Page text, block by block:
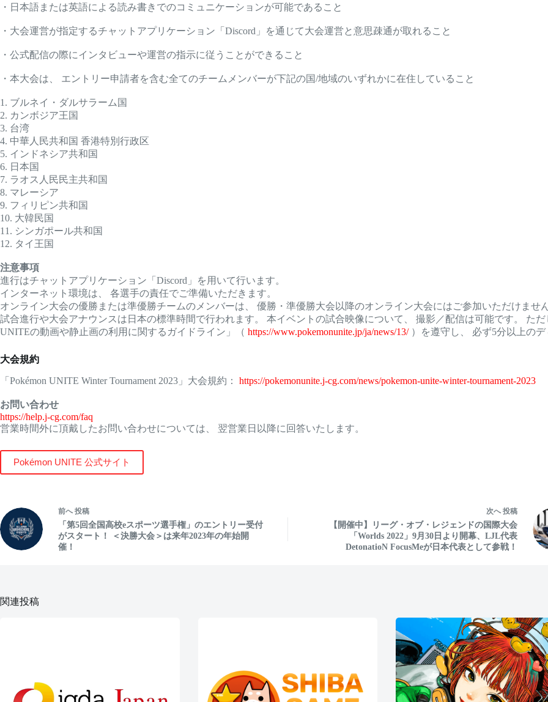
・日本語または英語による読み書きでのコミュニケーションが可能であること
・大会運営が指定するチャットアプリケーション「Discord」を通じて大会運営と意思疎通が取れること
・公式配信の際にインタビューや運営の指示に従うことができること
・本大会は、 エントリー申請者を含む全てのチームメンバーが下記の国/地域のいずれかに在住していること
1. ブルネイ・ダルサラーム国
2. カンボジア王国
3. 台湾
4. 中華人民共和国 香港特別行政区
5. インドネシア共和国
6. 日本国
7. ラオス人民民主共和国
8. マレーシア
9. フィリピン共和国
10. 大韓民国
11. シンガポール共和国
12. タイ王国
注意事項
進行はチャットアプリケーション「Discord」を用いて行います。
インターネット環境は、 各選手の責任でご準備いただきます。
オンライン大会の優勝または準優勝チームのメンバーは、 優勝・準優勝大会以降のオンライン大会にはご参加いただけませ
試合進行や大会アナウンスは日本の標準時間で行われます。 本イベントの試合映像について、 撮影／配信は可能です。 た
UNITEの動画や静止画の利用に関するガイドライン」（ https://www.pokemonunite.jp/ja/news/13/ ）を遵守し、 必ず5分以上の
大会規約
「Pokémon UNITE Winter Tournament 2023」大会規約： https://pokemonunite.j-cg.com/news/pokemon-unite-winter-tournament-2023
お問い合わせ
https://help.j-cg.com/faq
営業時間外に頂戴したお問い合わせについては、 翌営業日以降に回答いたします。
Pokémon UNITE 公式サイト
前へ投稿
「第5回全国高校eスポーツ選手権」のエントリー受付
がスタート！ ＜決勝大会＞は来年2023年の年始開
催！
次へ投稿
【開催中】リーグ・オブ・レジェンドの国際大会
「Worlds 2022」9月30日より開幕、LJL代表
DetonatioN FocusMeが日本代表として参戦！
関連投稿